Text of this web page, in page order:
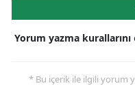
Yorum yazma kurallarını
* Bu içerik ile ilgili yorum